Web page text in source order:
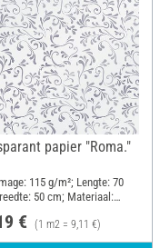
papier "Roma."
115 g/m²; Lengte: 70
50 cm; Materiaal:
€ (1 m2 = 9,11 €)